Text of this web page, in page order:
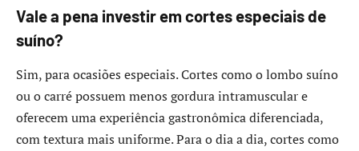
Vale a pena investir em cortes especiais de
suíno?
Sim, para ocasiões especiais. Cortes como o lombo suíno
ou o carré possuem menos gordura intramuscular e
oferecem uma experiência gastronômica diferenciada,
com textura mais uniforme. Para o dia a dia, cortes como